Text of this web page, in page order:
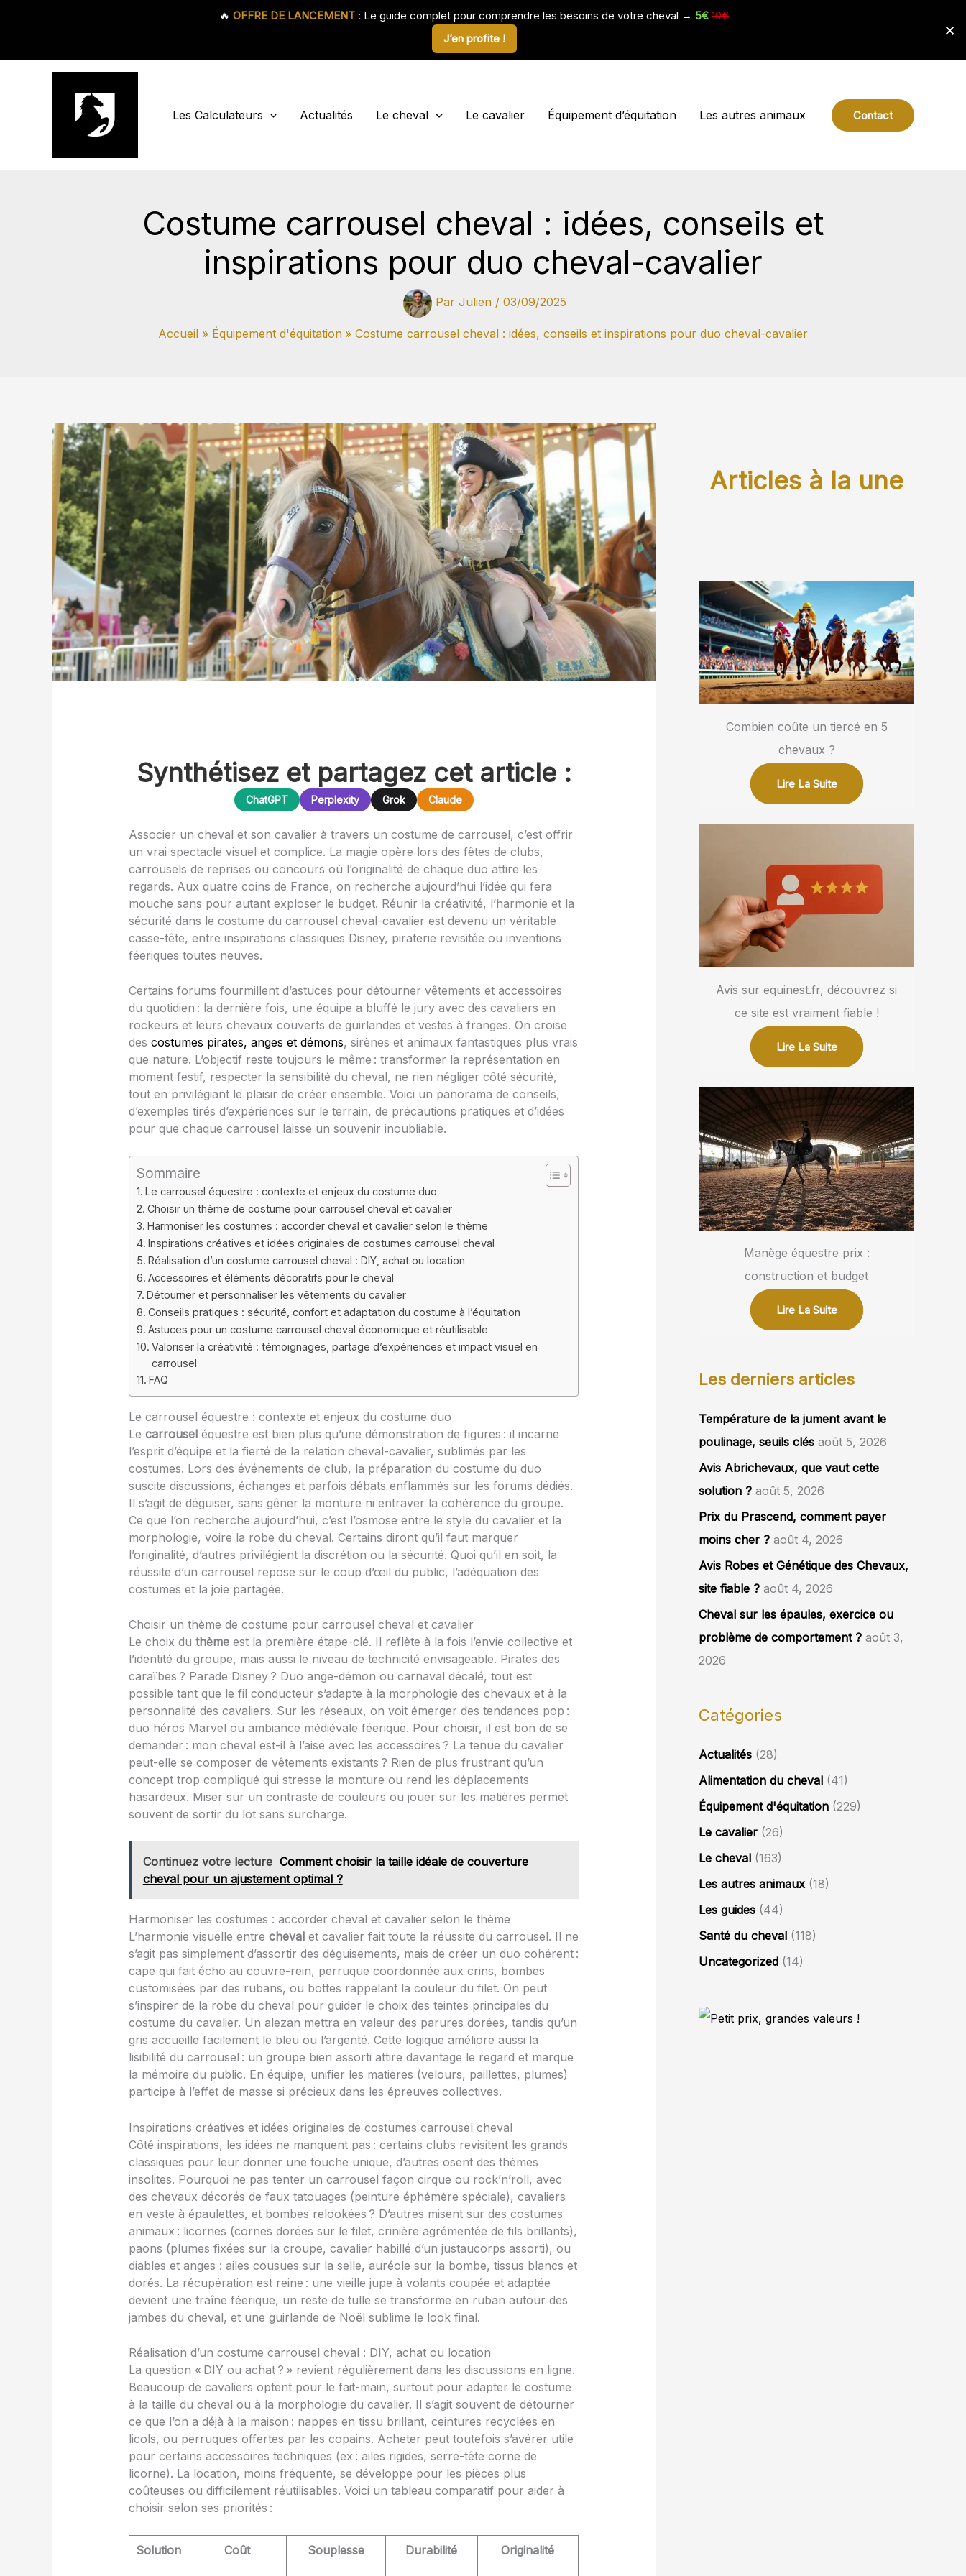
Les Calculateurs
Actualités Le cheval Le cavalier Équipement d’équitation Les autres animaux Contact
Costume carrousel cheval : idées, conseils et
inspirations pour duo cheval-cavalier
Par Julien / 03/09/2025
Accueil Équipement d'équitation Costume carrousel cheval : idées, conseils et inspirations pour duo cheval-cavalier
Synthétisez et partagez cet article :
ChatGPT Perplexity Grok Claude
Associer un cheval et son cavalier à travers un costume de carrousel, c’est offrir
un vrai spectacle visuel et complice. La magie opère lors des fêtes de clubs,
carrousels de reprises ou concours où l’originalité de chaque duo attire les
regards. Aux quatre coins de France, on recherche aujourd’hui l’idée qui fera
mouche sans pour autant exploser le budget. Réunir la créativité, l’harmonie et la
sécurité dans le costume du carrousel cheval-cavalier est devenu un véritable
casse-tête, entre inspirations classiques Disney, piraterie revisitée ou inventions
féeriques toutes neuves.
Certains forums fourmillent d’astuces pour détourner vêtements et accessoires
du quotidien : la dernière fois, une équipe a bluffé le jury avec des cavaliers en
rockeurs et leurs chevaux couverts de guirlandes et vestes à franges. On croise
des costumes pirates, anges et démons, sirènes et animaux fantastiques plus vrais
que nature. L’objectif reste toujours le même : transformer la représentation en
moment festif, respecter la sensibilité du cheval, ne rien négliger côté sécurité,
tout en privilégiant le plaisir de créer ensemble. Voici un panorama de conseils,
d’exemples tirés d’expériences sur le terrain, de précautions pratiques et d’idées
pour que chaque carrousel laisse un souvenir inoubliable.
Sommaire
Le carrousel équestre : contexte et enjeux du costume duo
Choisir un thème de costume pour carrousel cheval et cavalier
Harmoniser les costumes : accorder cheval et cavalier selon le thème
Inspirations créatives et idées originales de costumes carrousel cheval
Réalisation d’un costume carrousel cheval : DIY, achat ou location
Accessoires et éléments décoratifs pour le cheval
Détourner et personnaliser les vêtements du cavalier
Conseils pratiques : sécurité, confort et adaptation du costume à l’équitation
Astuces pour un costume carrousel cheval économique et réutilisable
Valoriser la créativité : témoignages, partage d’expériences et impact visuel en
carrousel
FAQ
Le carrousel équestre : contexte et enjeux du costume duo
Le carrouseléquestre est bien plus qu’une démonstration de figures : il incarne
l’esprit d’équipe et la fierté de la relation cheval-cavalier, sublimés par les
costumes. Lors des événements de club, la préparation du costume du duo
suscite discussions, échanges et parfois débats enflammés sur les forums dédiés.
Il s’agit de déguiser, sans gêner la monture ni entraver la cohérence du groupe.
Ce que l’on recherche aujourd’hui, c’est l’osmose entre le style du cavalier et la
morphologie, voire la robe du cheval. Certains diront qu’il faut marquer
l’originalité, d’autres privilégient la discrétion ou la sécurité. Quoi qu’il en soit, la
réussite d’un carrousel repose sur le coup d’œil du public, l’adéquation des
costumes et la joie partagée.
Choisir un thème de costume pour carrousel cheval et cavalier
Le choix du thèmeest la première étape-clé. Il reflète à la fois l’envie collective et
l’identité du groupe, mais aussi le niveau de technicité envisageable. Pirates des
caraïbes ? Parade Disney ? Duo ange-démon ou carnaval décalé, tout est
possible tant que le fil conducteur s’adapte à la morphologie des chevaux et à la
personnalité des cavaliers. Sur les réseaux, on voit émerger des tendances pop :
duo héros Marvel ou ambiance médiévale féerique. Pour choisir, il est bon de se
demander : mon cheval est-il à l’aise avec les accessoires ? La tenue du cavalier
peut-elle se composer de vêtements existants ? Rien de plus frustrant qu’un
concept trop compliqué qui stresse la monture ou rend les déplacements
hasardeux. Miser sur un contraste de couleurs ou jouer sur les matières permet
souvent de sortir du lot sans surcharge.
Continuez votre lecture Comment choisir la taille idéale de couverture
cheval pour un ajustement optimal ?
Harmoniser les costumes : accorder cheval et cavalier selon le thème
L’harmonie visuelle entre chevalet cavalier fait toute la réussite du carrousel. Il ne
s’agit pas simplement d’assortir des déguisements, mais de créer un duo cohérent :
cape qui fait écho au couvre-rein, perruque coordonnée aux crins, bombes
customisées par des rubans, ou bottes rappelant la couleur du filet. On peut
s’inspirer de la robe du cheval pour guider le choix des teintes principales du
costume du cavalier. Un alezan mettra en valeur des parures dorées, tandis qu’un
gris accueille facilement le bleu ou l’argenté. Cette logique améliore aussi la
lisibilité du carrousel : un groupe bien assorti attire davantage le regard et marque
la mémoire du public. En équipe, unifier les matières (velours, paillettes, plumes)
participe à l’effet de masse si précieux dans les épreuves collectives.
Inspirations créatives et idées originales de costumes carrousel cheval
Côté inspirations, les idées ne manquent pas : certains clubs revisitent les grands
classiques pour leur donner une touche unique, d’autres osent des thèmes
insolites. Pourquoi ne pas tenter un carrousel façon cirque ou rock’n’roll, avec
des chevaux décorés de faux tatouages (peinture éphémère spéciale), cavaliers
en veste à épaulettes, et bombes relookées ? D’autres misent sur des costumes
animaux : licornes (cornes dorées sur le filet, crinière agrémentée de fils brillants),
paons (plumes fixées sur la croupe, cavalier habillé d’un justaucorps assorti), ou
diables et anges : ailes cousues sur la selle, auréole sur la bombe, tissus blancs et
dorés. La récupération est reine : une vieille jupe à volants coupée et adaptée
devient une traîne féerique, un reste de tulle se transforme en ruban autour des
jambes du cheval, et une guirlande de Noël sublime le look final.
Réalisation d’un costume carrousel cheval : DIY, achat ou location
La question « DIY ou achat ? » revient régulièrement dans les discussions en ligne.
Beaucoup de cavaliers optent pour le fait-main, surtout pour adapter le costume
à la taille du cheval ou à la morphologie du cavalier. Il s’agit souvent de détourner
ce que l’on a déjà à la maison : nappes en tissu brillant, ceintures recyclées en
licols, ou perruques offertes par les copains. Acheter peut toutefois s’avérer utile
pour certains accessoires techniques (ex : ailes rigides, serre-tête corne de
licorne). La location, moins fréquente, se développe pour les pièces plus
coûteuses ou difficilement réutilisables. Voici un tableau comparatif pour aider à
choisir selon ses priorités :
Solution Coût Souplesse Durabilité Originalité
Articles à la une
Combien coûte un tiercé en 5
chevaux ?
Lire La Suite
Avis sur equinest.fr, découvrez si
ce site est vraiment fiable !
Lire La Suite
Manège équestre prix :
construction et budget
Lire La Suite
Les derniers articles
Température de la jument avant le
poulinage, seuils clés août 5, 2026
Avis Abrichevaux, que vaut cette
solution ? août 5, 2026
Prix du Prascend, comment payer
moins cher ? août 4, 2026
Avis Robes et Génétique des Chevaux,
site fiable ? août 4, 2026
Cheval sur les épaules, exercice ou
problème de comportement ? août 3,
2026
Catégories
Actualités (28)
Alimentation du cheval (41)
Équipement d'équitation (229)
Le cavalier (26)
Le cheval (163)
Les autres animaux(18)
Les guides (44)
Santé du cheval (118)
Uncategorized (14)
🔥 OFFRE DE LANCEMENT : Le guide complet pour comprendre les besoins de votre cheval → 5€ 10€
J’en profite !